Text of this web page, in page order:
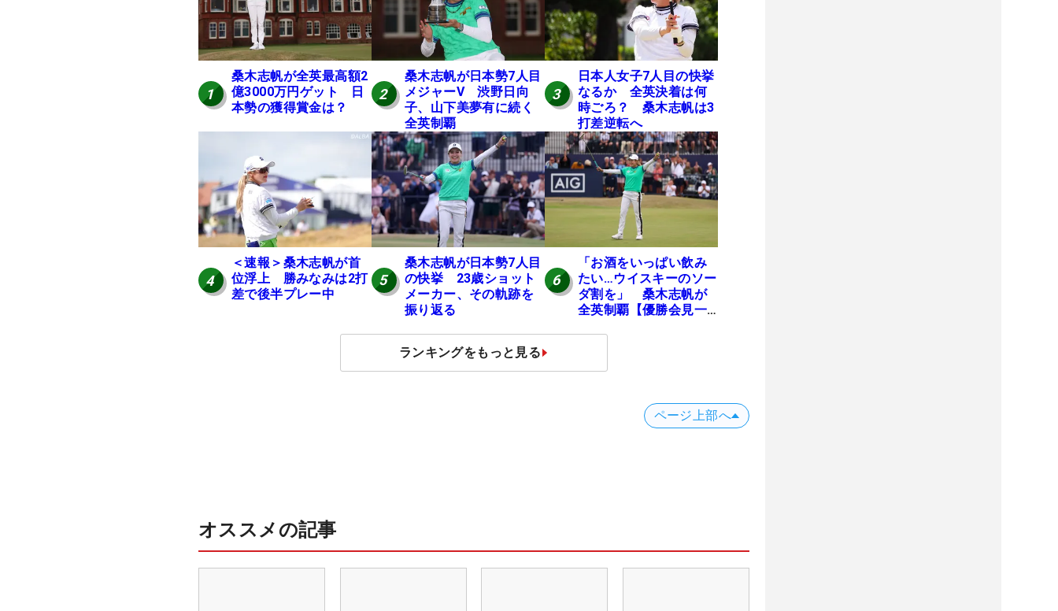
1
桑木志帆が全英最高額2
億3000万円ゲット 日
本勢の獲得賞金は？
2
桑木志帆が日本勢7人目
メジャーV 渋野日向
子、山下美夢有に続く
全英制覇
3
日本人女子7人目の快挙
なるか 全英決着は何
時ごろ？ 桑木志帆は3
打差逆転へ
4
＜速報＞桑木志帆が首
位浮上 勝みなみは2打
差で後半プレー中
5
桑木志帆が日本勢7人目
の快挙 23歳ショット
メーカー、その軌跡を
振り返る
6
「お酒をいっぱい飲み
たい…ウイスキーのソー
ダ割を」 桑木志帆が
全英制覇【優勝会見一
ランキングをもっと見る
ページ上部へ
オススメの記事